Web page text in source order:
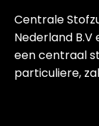
Centrale
Nederland
een centraal
particuliere,